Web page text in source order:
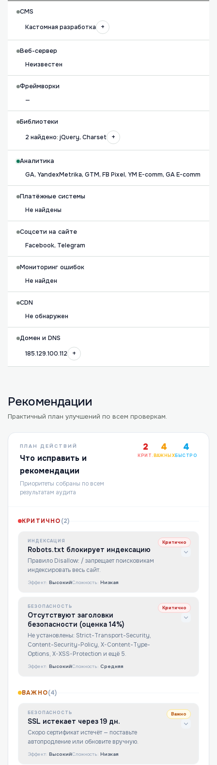
CMS
Кастомная разработка
+
Веб-сервер
Неизвестен
Фреймворки
—
Библиотеки
2 найдено: jQuery, Charset
+
Аналитика
GA, YandexMetrika, GTM, FB Pixel, YM E-comm, GA E-comm
Платёжные системы
Не найдены
Соцсети на сайте
Facebook, Telegram
Мониторинг ошибок
Не найден
CDN
Не обнаружен
Домен и DNS
185.129.100.112
+
Рекомендации
Практичный план улучшений по всем проверкам.
ПЛАН ДЕЙСТВИЙ
Что исправить и
рекомендации
Приоритеты собраны по всем
результатам аудита
2
КРИТ.
4
ВАЖНЫХ
4
БЫСТРО
КРИТИЧНО(2)
ИНДЕКСАЦИЯ
Robots.txt блокирует индексацию
Правило Disallow: / запрещает поисковикам
индексировать весь сайт.
Критично
Эффект: ВысокийСложность: Низкая
БЕЗОПАСНОСТЬ
Отсутствуют заголовки
безопасности (оценка 14%)
Не установлены: Strict-Transport-Security,
Content-Security-Policy, X-Content-Type-
Options, X-XSS-Protection и ещё 5.
Критично
Эффект: ВысокийСложность: Средняя
ВАЖНО(4)
БЕЗОПАСНОСТЬ
SSL истекает через 19 дн.
Скоро сертификат истечёт — поставьте
автопродление или обновите вручную.
Важно
Эффект: ВысокийСложность: Низкая